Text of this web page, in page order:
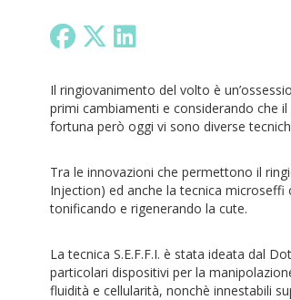
Il ringiovanimento del volto è
primi cambiamenti e considerando che
fortuna però oggi vi sono diverse
Tra le innovazioni che permettono il
Injection) ed anche la tecnica
tonificando e rigenerando la cute.
La tecnica S.E.F.F.I. è stata ideata dal
particolari dispositivi per la
fluidità e cellularità, nonchè innestabili